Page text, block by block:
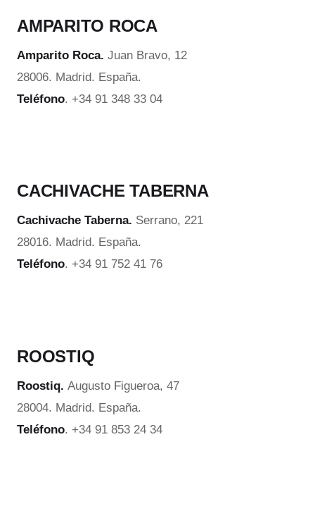
AMPARITO ROCA
Amparito Roca. Juan Bravo, 12
28006. Madrid. España.
Teléfono. +34 91 348 33 04
CACHIVACHE TABERNA
Cachivache Taberna. Serrano, 221
28016. Madrid. España.
Teléfono. +34 91 752 41 76
ROOSTIQ
Roostiq. Augusto Figueroa, 47
28004. Madrid. España.
Teléfono. +34 91 853 24 34